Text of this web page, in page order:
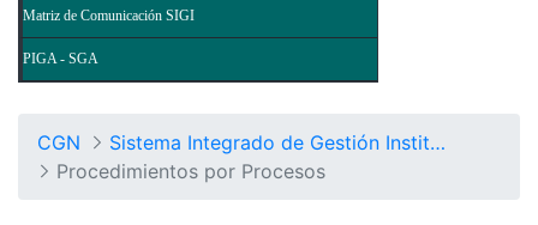
Matriz de Comunicación SIGI
PIGA - SGA
CGN
Sistema Integrado de Gestión Institucional
Procedimientos por Procesos